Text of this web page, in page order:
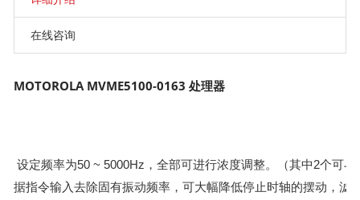
在线咨询
MOTOROLA MVME5100-0163 处理器
设定频率为50 ~ 5000Hz，全部可进行浓度调整。（其中2个可
据指令输入去除固有振动频率，可大幅降低停止时轴的摆动，